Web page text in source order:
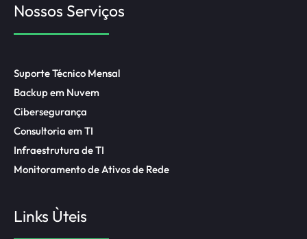
Nossos Serviços
Suporte Técnico Mensal
Backup em Nuvem
Cibersegurança
Consultoria em TI
Infraestrutura de TI
Monitoramento de Ativos de Rede
Links Ùteis